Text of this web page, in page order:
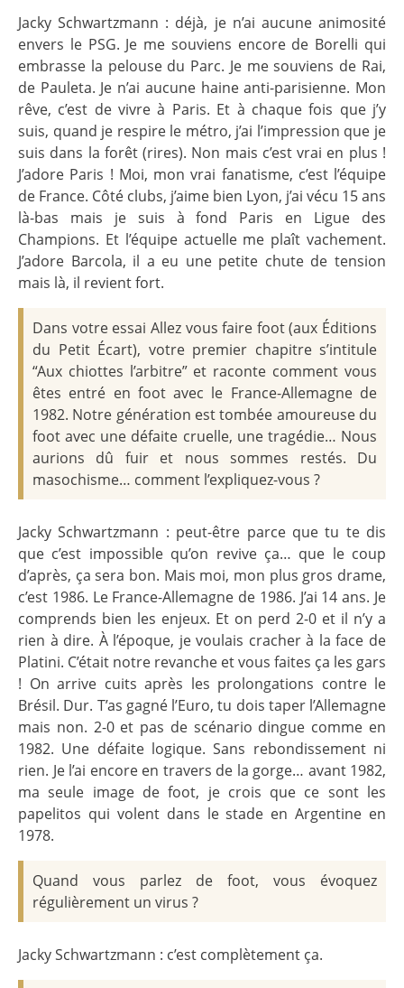
Jacky Schwartzmann : déjà, je n’ai aucune animosité
envers le PSG. Je me souviens encore de Borelli qui
embrasse la pelouse du Parc. Je me souviens de Rai,
de Pauleta. Je n’ai aucune haine anti-parisienne. Mon
rêve, c’est de vivre à Paris. Et à chaque fois que j’y
suis, quand je respire le métro, j’ai l’impression que je
suis dans la forêt (rires). Non mais c’est vrai en plus !
J’adore Paris ! Moi, mon vrai fanatisme, c’est l’équipe
de France. Côté clubs, j’aime bien Lyon, j’ai vécu 15 ans
là-bas mais je suis à fond Paris en Ligue des
Champions. Et l’équipe actuelle me plaît vachement.
J’adore Barcola, il a eu une petite chute de tension
mais là, il revient fort.
Dans votre essai Allez vous faire foot (aux Éditions
du Petit Écart), votre premier chapitre s’intitule
“Aux chiottes l’arbitre” et raconte comment vous
êtes entré en foot avec le France-Allemagne de
1982. Notre génération est tombée amoureuse du
foot avec une défaite cruelle, une tragédie… Nous
aurions dû fuir et nous sommes restés. Du
masochisme… comment l’expliquez-vous ?
Jacky Schwartzmann : peut-être parce que tu te dis
que c’est impossible qu’on revive ça… que le coup
d’après, ça sera bon. Mais moi, mon plus gros drame,
c’est 1986. Le France-Allemagne de 1986. J’ai 14 ans. Je
comprends bien les enjeux. Et on perd 2-0 et il n’y a
rien à dire. À l’époque, je voulais cracher à la face de
Platini. C’était notre revanche et vous faites ça les gars
! On arrive cuits après les prolongations contre le
Brésil. Dur. T’as gagné l’Euro, tu dois taper l’Allemagne
mais non. 2-0 et pas de scénario dingue comme en
1982. Une défaite logique. Sans rebondissement ni
rien. Je l’ai encore en travers de la gorge… avant 1982,
ma seule image de foot, je crois que ce sont les
papelitos qui volent dans le stade en Argentine en
1978.
Quand vous parlez de foot, vous évoquez
régulièrement un virus ?
Jacky Schwartzmann : c’est complètement ça.